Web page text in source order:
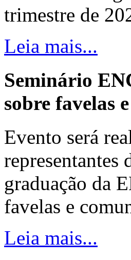
trimestre de
Leia mais...
Seminário
sobre favelas
Evento será
representantes
graduação da
favelas e
Leia mais...